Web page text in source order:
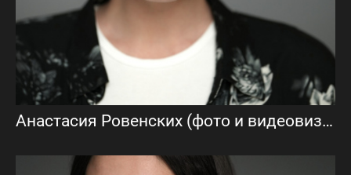
Анастасия Ровенских (фото и видеовизитки)